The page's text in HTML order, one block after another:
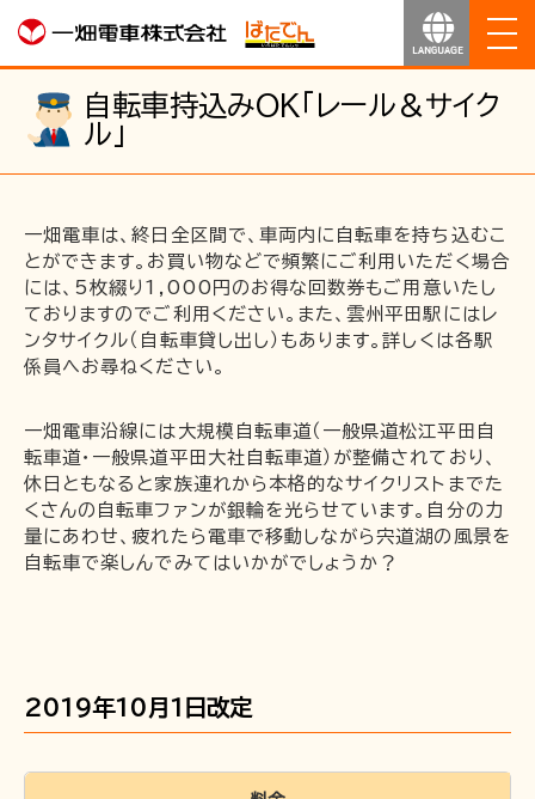
ホーム
運行のご案内
運賃のご案内
お得なきっぷ
サービス
沿線マップ
一畑電車活性化協議会
一畑電車国民保護業務計画（PDF）
SDGsの取り組み
自転車持込みOK「レール＆サイク
ル」
一畑電車は、終日全区間で、車両内に自転車を持ち込むこ
とができます。お買い物などで頻繁にご利用いただく場合
には、5枚綴り1,000円のお得な回数券もご用意いたし
ておりますのでご利用ください。また、雲州平田駅にはレ
ンタサイクル（自転車貸し出し）もあります。詳しくは各駅
係員へお尋ねください。
一畑電車沿線には大規模自転車道（一般県道松江平田自
転車道・一般県道平田大社自転車道）が整備されており、
休日ともなると家族連れから本格的なサイクリストまでた
くさんの自転車ファンが銀輪を光らせています。自分の力
量にあわせ、疲れたら電車で移動しながら宍道湖の風景を
自転車で楽しんでみてはいかがでしょうか？
2019年10月1日改定